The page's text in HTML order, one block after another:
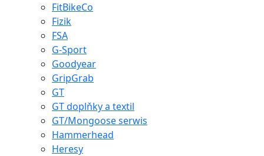
FitBikeCo
Fizik
FSA
G-Sport
Goodyear
GripGrab
GT
GT doplňky a textil
GT/Mongoose serwis
Hammerhead
Heresy